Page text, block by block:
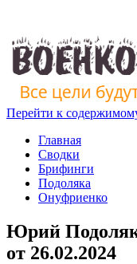
Перейти к
Главная
Сводки
Брифинги
Подоляка
Онуфриенко
Юрий
от 26.02.2024